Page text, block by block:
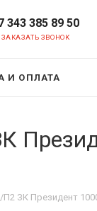
343 385 89 50
ЗАКАЗАТЬ ЗВОНОК
И ОПЛАТА
ЗК Президент